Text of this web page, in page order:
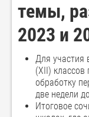
темы,
2023 и
Для участия
(XII) классов
обработку
две недели
Итоговое